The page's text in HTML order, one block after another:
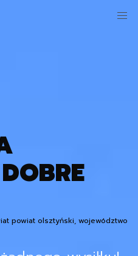
powiat olsztyński, województwo